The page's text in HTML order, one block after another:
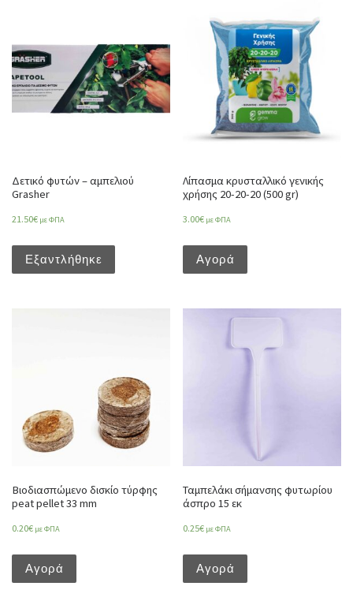
Δετικό φυτών – αμπελιού
Grasher
21.50€ με ΦΠΑ
Εξαντλήθηκε
Λίπασμα κρυσταλλικό γενικής
χρήσης 20-20-20 (500 gr)
3.00€ με ΦΠΑ
Αγορά
Βιοδιασπώμενο δισκίο τύρφης
peat pellet 33 mm
0.20€ με ΦΠΑ
Αγορά
Ταμπελάκι σήμανσης φυτωρίου
άσπρο 15 εκ
0.25€ με ΦΠΑ
Αγορά